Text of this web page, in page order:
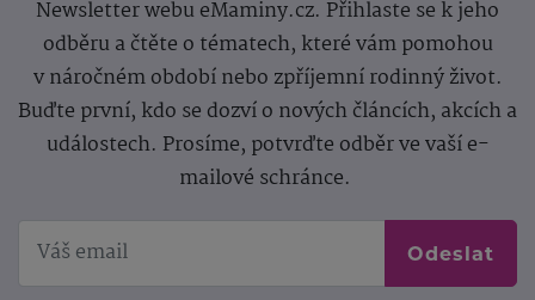
Newsletter webu eMaminy.cz. Přihlaste se k jeho
odběru a čtěte o tématech, které vám pomohou
v náročném období nebo zpříjemní rodinný život.
Buďte první, kdo se dozví o nových článcích, akcích a
událostech. Prosíme, potvrďte odběr ve vaší e-
mailové schránce.
Odeslat